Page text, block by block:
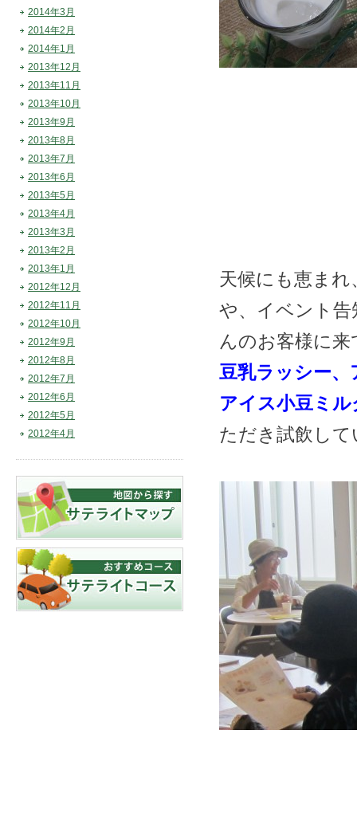
天候にも恵ま
や、イベント
んのお客様に
豆乳ラッシー
アイス小豆ミル
ただき試飲し
2014年3月
2014年2月
2014年1月
2013年12月
2013年11月
2013年10月
2013年9月
2013年8月
2013年7月
2013年6月
2013年5月
2013年4月
2013年3月
2013年2月
2013年1月
2012年12月
2012年11月
2012年10月
2012年9月
2012年8月
2012年7月
2012年6月
2012年5月
2012年4月